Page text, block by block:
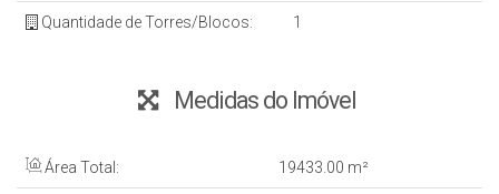
Quantidade de Torres/Blocos: 1
Medidas do Imóvel
Área Total: 19433.00 m²